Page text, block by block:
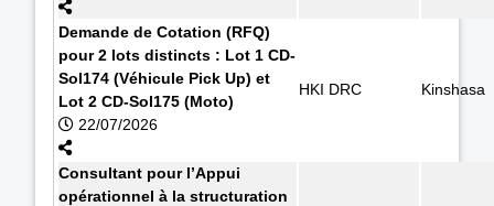
Demande de Cotation (RFQ)
pour 2 lots distincts : Lot 1 CD-
Sol174 (Véhicule Pick Up) et
Lot 2 CD-Sol175 (Moto)
22/07/2026
HKI DRC Kinshasa
Consultant pour l’Appui
opérationnel à la structuration